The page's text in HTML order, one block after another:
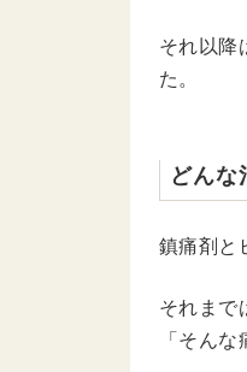
それ以降
た。
どんな
鎮痛剤と
それまで
「そん